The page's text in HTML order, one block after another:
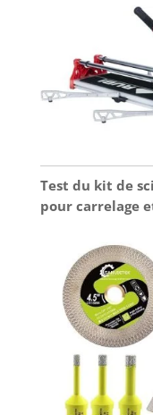
Test du kit de
pour carrelage